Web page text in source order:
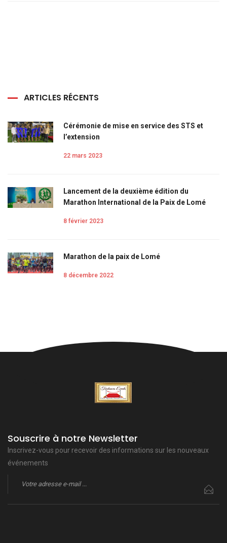
ARTICLES RÉCENTS
Cérémonie de mise en service des STS et
l’extension
22 mars 2023
Lancement de la deuxième édition du
Marathon International de la Paix de Lomé
8 février 2023
Marathon de la paix de Lomé
8 décembre 2022
Souscrire à notre Newsletter
Inscrivez-vous pour recevoir des informations sur les nouveaux
événements